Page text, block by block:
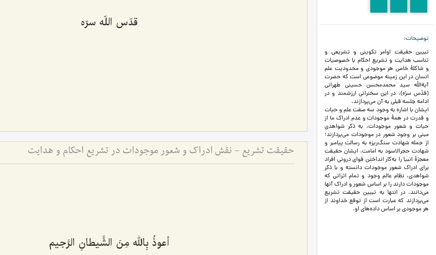
توضیحات
تبيين حقيقت اوامر تکوینی و تشریعی و
تناسب هدایت و تشریع احکام با خصوصیات
و شاکلۀ خاص هر موجودی و محدودیت علم
انسان در این زمینه موضوعي است كه حضرت
آیةاللّه سيد محمدمحسن حسینی طهرانی
(قدّس سرّه)، در این سخنرانی ارزشمند و در
ادامه جلسه قبلی به آن می‌پردازند.
ایشان با اشاره به وجود سه صفت علم و حیات
و قدرت در همۀ موجودات و عدم ادراک ما از
حیات و شعور موجودات، به ذکر شواهدی
مبنی بر وجود شعور در موجودات می‌پردازند؛
از جمله شهادت سنگ‌ریزه به رسالت پیامبر و
شهادت حجرالاسود به امامت. ایشان حقیقت
معجزۀ انبیا را به‌کار انداختن قوای درونی افراد
برای ادراک شعور موجودات دانسته و با ذکر
شواهدی، نظام عالم وجود و تمام اثراتی که
موجودات دارند را بر اساس شعور و ادراک آنها
می‌دانند. در انتها به تبیین حقیقت تشریع
می‌پردازند که عبارت است از توقع خداوند از
هر موجودی بر اساس داده‌های او.
قدّس اللّه سرّه
حقیقت تشریع - نقش ادراک و شعور موجودات در تشریع احکام و هدایت
أعوذُ بِالله مِنَ الشَّیطانِ الرَّجیم